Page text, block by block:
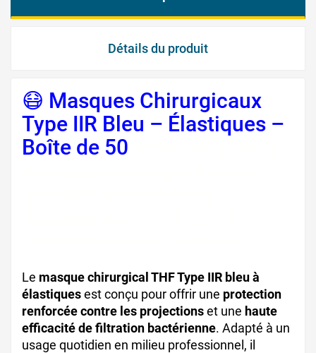
Détails du produit
😷 Masques Chirurgicaux
Type IIR Bleu – Élastiques –
Boîte de 50
Le masque chirurgical THF Type IIR bleu à
élastiquesest conçu pour offrir une protection
renforcée contre les projectionset une haute
efficacité de filtration bactérienne. Adapté à un
usage quotidien en milieu professionnel, il